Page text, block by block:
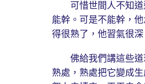
可惜世間人不知道
能幹。可是不能幹，
得很熟了，他習氣很
佛給我們講這些道
熟處，熟處把它變成